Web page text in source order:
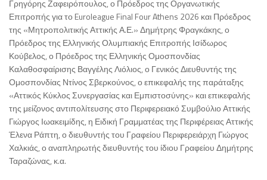
Γρηγόρης Ζαφειρόπουλος, ο Πρόεδρος της Οργανωτικής
Επιτροπής για το Euroleague Final Four Athens 2026 και Πρόεδρος
της «Μητροπολιτικής Αττικής Α.Ε.» Δημήτρης Φραγκάκης, ο
Πρόεδρος της Ελληνικής Ολυμπιακής Επιτροπής Ισίδωρος
Κούβελος, ο Πρόεδρος της Ελληνικής Ομοσπονδίας
Καλαθοσφαίρισης Βαγγέλης Λιόλιος, ο Γενικός Διευθυντής της
Ομοσπονδίας Ντίνος Σβερκούνος, ο επικεφαλής της παράταξης
«Αττικός Κύκλος Συνεργασίας και Εμπιστοσύνης» και επικεφαλής
της μείζονος αντιπολίτευσης στο Περιφερειακό Συμβούλιο Αττικής
Γιώργος Ιωακειμίδης, η Ειδική Γραμματέας της Περιφέρειας Αττικής
Έλενα Ράπτη, ο διευθυντής του Γραφείου Περιφερειάρχη Γιώργος
Χαλκιάς, ο αναπληρωτής διευθυντής του ίδιου Γραφείου Δημήτρης
Ταραζώνας, κ.α.